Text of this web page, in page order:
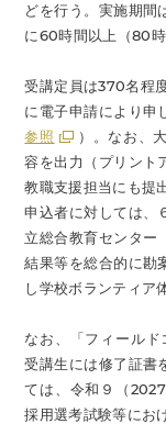
どを行う。実施期間
に60時間以上（80時
受講定員は370名程
に電子申請により申
参照
）。なお、
容を出力（プリント
教職支援担当にも提
申込者に対しては、
立総合教育センター
結果等を総合的に勘
し学校ボランティア
なお、「フィール
受講生には修了証書
ては、令和９（
採用選考試験等にお